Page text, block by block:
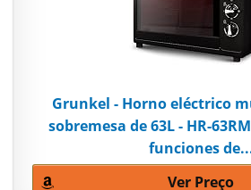
Grunkel - Horno eléctrico
sobremesa de 63L - HR-
funciones
Ver Preço